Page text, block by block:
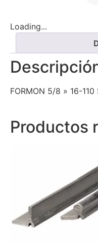
Loading...
FORMON 5/8 » 16-110
Productos